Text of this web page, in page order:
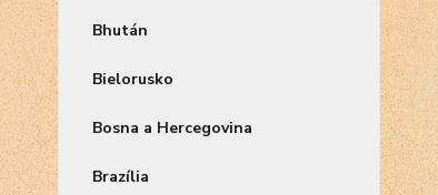
Bhután
Bielorusko
Bosna a Hercegovina
Brazília